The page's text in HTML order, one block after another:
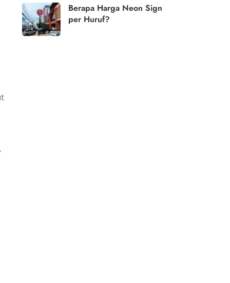
Berapa Harga Neon Sign
per Huruf?